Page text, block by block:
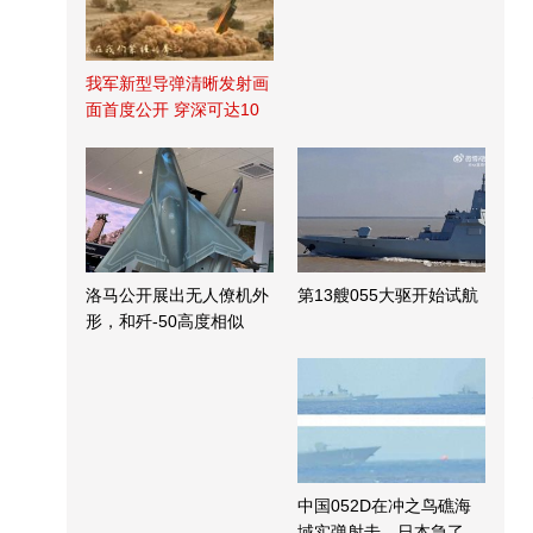
我军新型导弹清晰发射画
面首度公开 穿深可达10
洛马公开展出无人僚机外
形，和歼-50高度相似
第13艘055大驱开始试航
中国052D在冲之鸟礁海